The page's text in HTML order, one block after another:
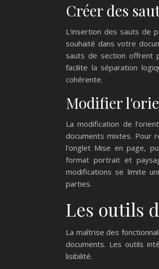
Créer des
L'insertion des sauts de
souhaité dans votre
sauts de section offrent
facilite la séparation
cohérente.
Modifier
La modification de
documents mixtes. Pour
l'onglet Mise en page,
format portrait et
modifications se limite
parties.
Les outils
La maîtrise des
documents. Les outils
lisibilité.